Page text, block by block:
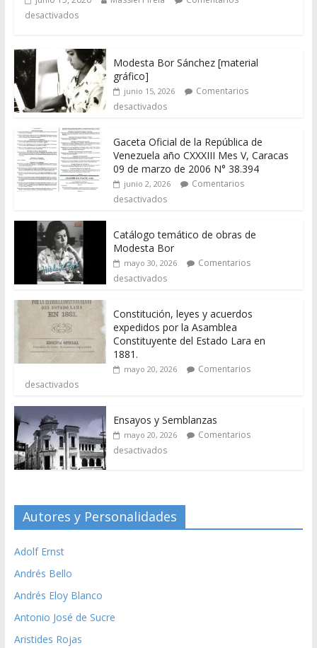
desactivados
Modesta Bor Sánchez [material
gráfico]
junio 15, 2026
Comentarios
desactivados
Gaceta Oficial de la República de
Venezuela año CXXXIII Mes V, Caracas
09 de marzo de 2006 N° 38.394
junio 2, 2026
Comentarios
desactivados
Catálogo temático de obras de
Modesta Bor
mayo 30, 2026
Comentarios
desactivados
Constitución, leyes y acuerdos
expedidos por la Asamblea
Constituyente del Estado Lara en
1881.
mayo 20, 2026
Comentarios
desactivados
Ensayos y Semblanzas
mayo 20, 2026
Comentarios
desactivados
Autores y Personalidades
Adolf Ernst
Andrés Bello
Andrés Eloy Blanco
Antonio José de Sucre
Aristides Rojas